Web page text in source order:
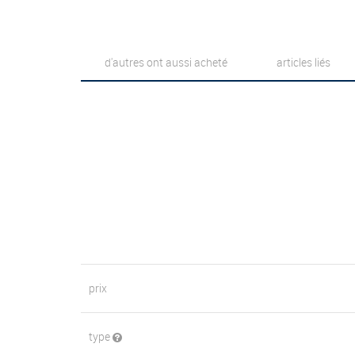
d'autres ont aussi acheté articles liés
prix
type